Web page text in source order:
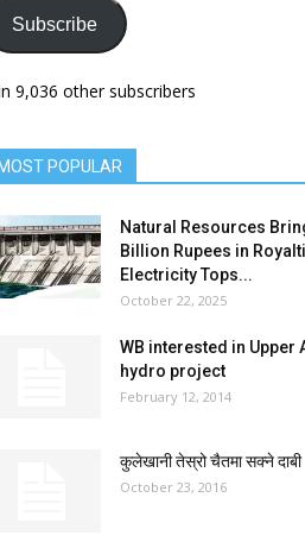
Subscribe
9,036 other subscribers
MOST POPULAR
Natural Resources
Billion Rupees in
Electricity Tops...
October 22, 2025
WB interested in Upper
hydro project
February 12, 2014
कुलेखानी तेस्रो चैतमा सक्ने दाबी
October 23, 2016